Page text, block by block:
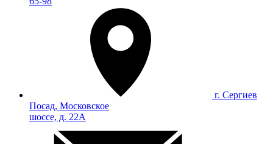
г. Сергиев
Посад, Московское
шоссе, д. 22А